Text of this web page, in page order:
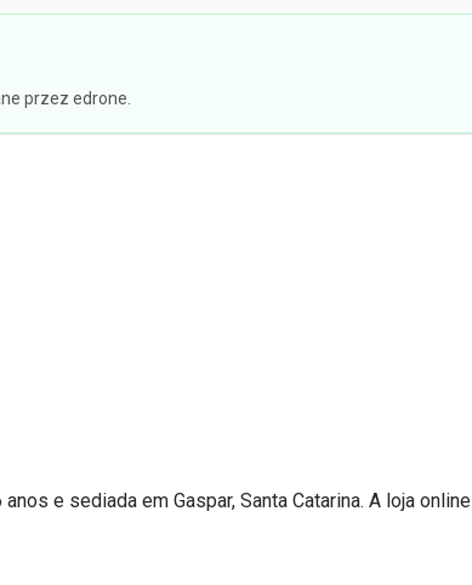
przez edrone.
e sediada em Gaspar, Santa Catarina. A loja online